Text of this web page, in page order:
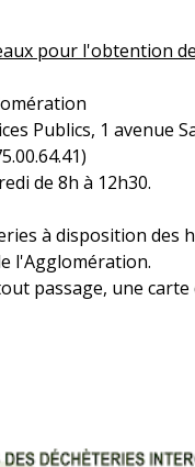
pour l'obtention
Publics, 1 avenue
de 8h à 12h30.
à disposition des
l'Agglomération.
passage, une carte